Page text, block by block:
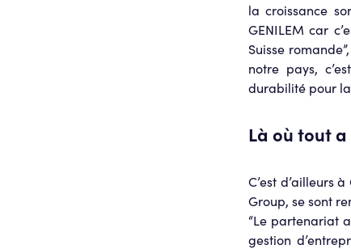
la croissance
GENILEM car
Suisse
notre pays,
durabilité pour
Là où tout
C’est d’ailleurs
Group, se sont
“Le partenariat
gestion